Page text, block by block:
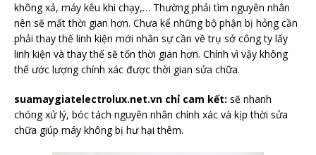
không xả, máy kêu khi chạy,… Thường phải tìm nguyên nhân
nên sẽ mất thời gian hơn. Chưa kể những bộ phận bị hỏng cần
phải thay thế linh kiện mới nhân sự cần về trụ sở công ty lấy
linh kiện và thay thế sẽ tốn thời gian hơn. Chính vì vậy không
thể ước lượng chính xác được thời gian sửa chữa.
suamaygiatelectrolux.net.vn chỉ cam kết: sẽ nhanh
chóng xử lý, bóc tách nguyên nhân chính xác và kịp thời sửa
chữa giúp máy không bị hư hại thêm.